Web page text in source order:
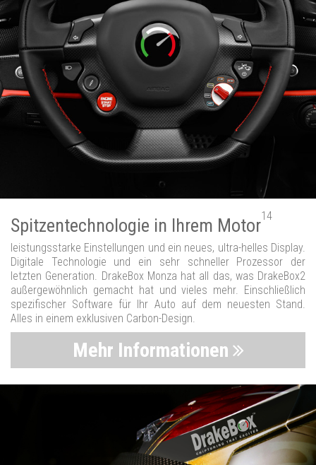
Spitzentechnologie in Ihrem Motor14
leistungsstarke Einstellungen und ein neues, ultra-helles Display.
Digitale Technologie und ein sehr schneller Prozessor der
letzten Generation. DrakeBox Monza hat all das, was DrakeBox2
außergewöhnlich gemacht hat und vieles mehr. Einschließlich
spezifischer Software für Ihr Auto auf dem neuesten Stand.
Alles in einem exklusiven Carbon-Design.
Mehr Informationen